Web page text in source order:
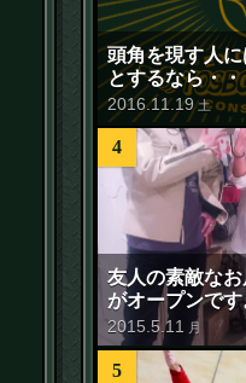
頭角を現す人
とするなら・
2016.11.19 土
4
友人の素敵な
がオープンです
2015 5.11 月
5